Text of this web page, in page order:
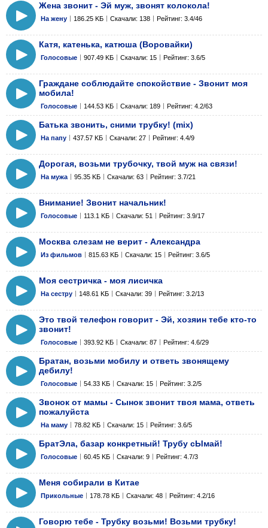
Жена звонит - Эй муж, звонят колокола!
На жену 186.25 KБ Скачали: 138 Рейтинг: 3.4/46
Катя, катенька, катюша (Воровайки)
Голосовые 907.49 KБ Скачали: 15 Рейтинг: 3.6/5
Граждане соблюдайте спокойствие - Звонит моя
мобила!
Голосовые 144.53 KБ Скачали: 189 Рейтинг: 4.2/63
Батька звонить, сними трубку! (mix)
На папу 437.57 KБ Скачали: 27 Рейтинг: 4.4/9
Дорогая, возьми трубочку, твой муж на связи!
На мужа 95.35 KБ Скачали: 63 Рейтинг: 3.7/21
Внимание! Звонит начальник!
Голосовые 113.1 KБ Скачали: 51 Рейтинг: 3.9/17
Москва слезам не верит - Александра
Из фильмов 815.63 KБ Скачали: 15 Рейтинг: 3.6/5
Моя сестричка - моя лисичка
На сестру 148.61 KБ Скачали: 39 Рейтинг: 3.2/13
Это твой телефон говорит - Эй, хозяин тебе кто-то
звонит!
Голосовые 393.92 KБ Скачали: 87 Рейтинг: 4.6/29
Братан, возьми мобилу и ответь звонящему
дебилу!
Голосовые 54.33 KБ Скачали: 15 Рейтинг: 3.2/5
Звонок от мамы - Сынок звонит твоя мама, ответь
пожалуйста
На маму 78.82 KБ Скачали: 15 Рейтинг: 3.6/5
БратЭла, базар конкретный! Трубу сЫмай!
Голосовые 60.45 KБ Скачали: 9 Рейтинг: 4.7/3
Меня собирали в Китае
Прикольные 178.78 KБ Скачали: 48 Рейтинг: 4.2/16
Говорю тебе - Трубку возьми! Возьми трубку!